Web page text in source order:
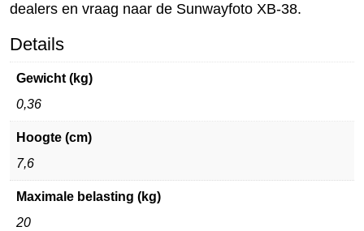
dealers en vraag naar de Sunwayfoto XB-38.
Details
Gewicht (kg)
0,36
Hoogte (cm)
7,6
Maximale belasting (kg)
20